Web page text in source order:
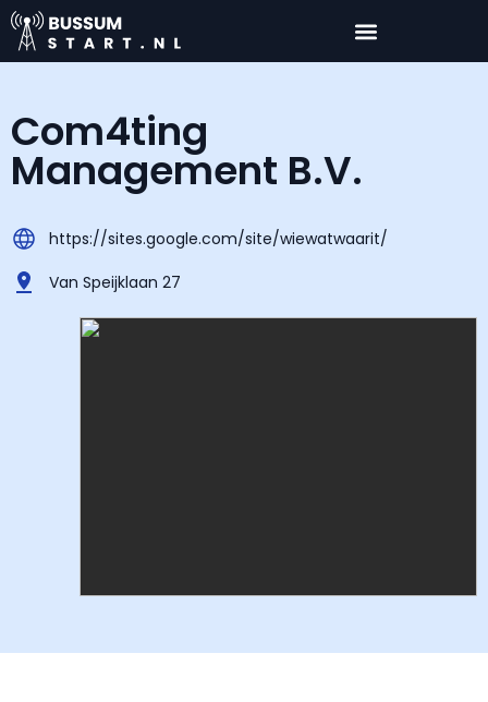
Com4ting
Management B.V.
https://sites.google.com/site/wiewatwaarit/
Van Speijklaan 27